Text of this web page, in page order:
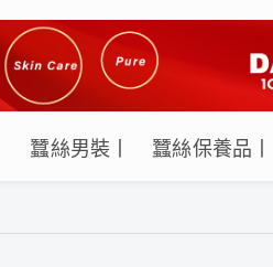
蠶絲男裝丨 蠶絲保養品丨